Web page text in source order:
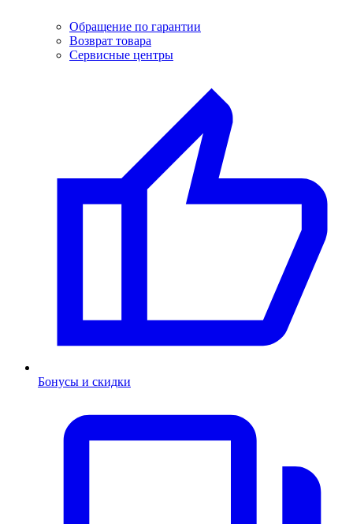
Обращение по гарантии
Возврат товара
Сервисные центры
Бонусы и скидки